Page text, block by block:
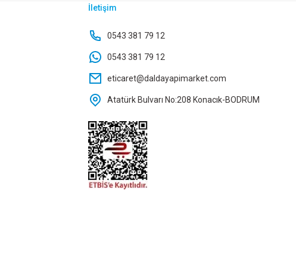
MDF BEYAZ PARLAK 18X210X280
İletişim
0543 381 79 12
0543 381 79 12
eticaret@daldayapimarket.com
Atatürk Bulvarı No:208 Konacık-BODRUM